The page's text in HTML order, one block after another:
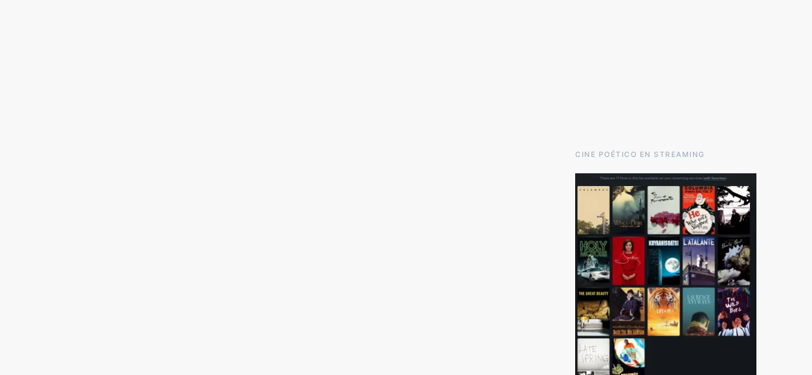
CINE POÉTICO EN STREAMING